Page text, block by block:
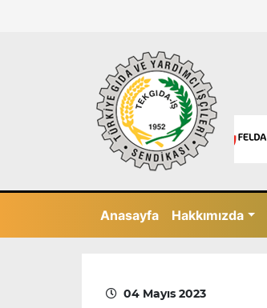
Anasayfa Hakkımızda
04 Mayıs 2023